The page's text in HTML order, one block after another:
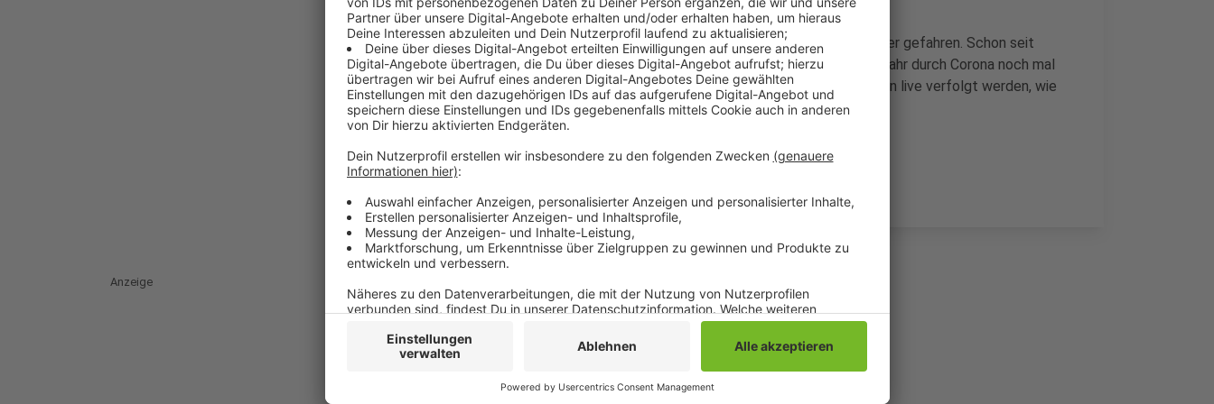
Im vergangenen Jahr wurden bei der Aktion rund 370.000 Kilometer gefahren. Schon seit
Jahren steigen die Teilnehmerzahlen und haben im vergangenen Jahr durch Corona noch mal
einen Schub erfahren. Auf der Internetseite des Stadtradenls kann live verfolgt werden, wie
die einzelnen Teams Kilometer sammeln.
Anzeige